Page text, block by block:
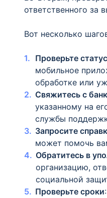
ответственного за
Вот несколько
Проверьте
мобильное
обработке или
Свяжитесь с
указанному на
службы
Запросите
может помочь
Обратитесь в
организацию,
социальной
Проверьте сроки